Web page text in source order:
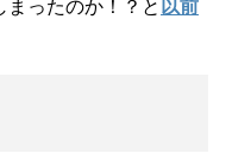
ったのか！？と 以前